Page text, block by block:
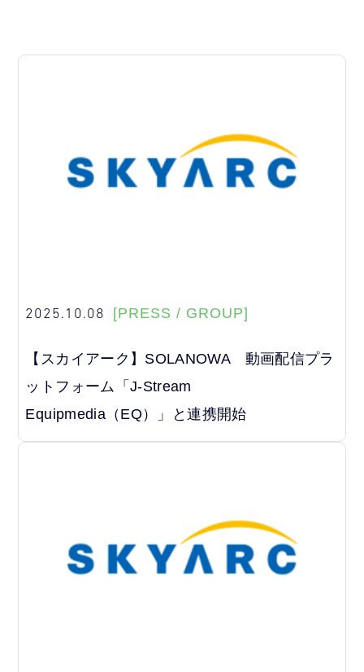
2025.10.08 [PRESS / GROUP]
【スカイアーク】SOLANOWA 動画配信プラ
ットフォーム「J-Stream
Equipmedia（EQ）」と連携開始